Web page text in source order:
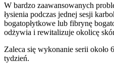
W bardzo zaawansowanych
łysienia podczas jednej sesji
bogatopłytkowe lub fibrynę
odżywia i rewitalizuje okolicę
Zaleca się wykonanie serii
tydzień.